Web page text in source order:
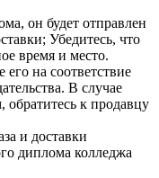
он будет отправлен
Убедитесь, что
время и место.​
на соответствие
В случае
к продавцу
и доставки
диплома колледжа